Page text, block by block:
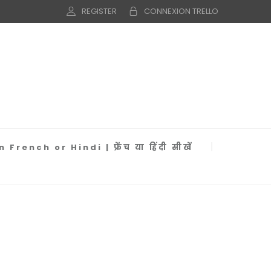
CONNEXION TRELLO
REGISTER
French or Hindi | फ्रेंच या हिंदी सीखें